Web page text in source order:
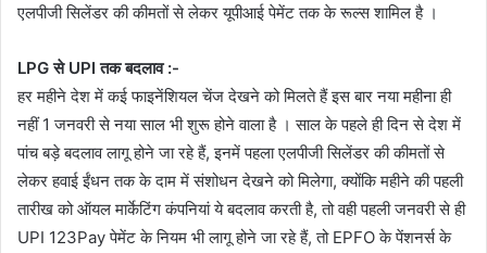
एलपीजी सिलेंडर की कीमतों से लेकर यूपीआई पेमेंट तक के रूल्स शामिल है ।
LPG से UPI तक बदलाव :-
हर महीने देश में कई फाइनेंशियल चेंज देखने को मिलते हैं इस बार नया महीना ही
नहीं 1 जनवरी से नया साल भी शुरू होने वाला है । साल के पहले ही दिन से देश में
पांच बड़े बदलाव लागू होने जा रहे हैं, इनमें पहला एलपीजी सिलेंडर की कीमतों से
लेकर हवाई ईंधन तक के दाम में संशोधन देखने को मिलेगा, क्योंकि महीने की पहली
तारीख को ऑयल मार्केटिंग कंपनियां ये बदलाव करती है, तो वही पहली जनवरी से ही
UPI 123Pay पेमेंट के नियम भी लागू होने जा रहे हैं, तो EPFO के पेंशनर्स के